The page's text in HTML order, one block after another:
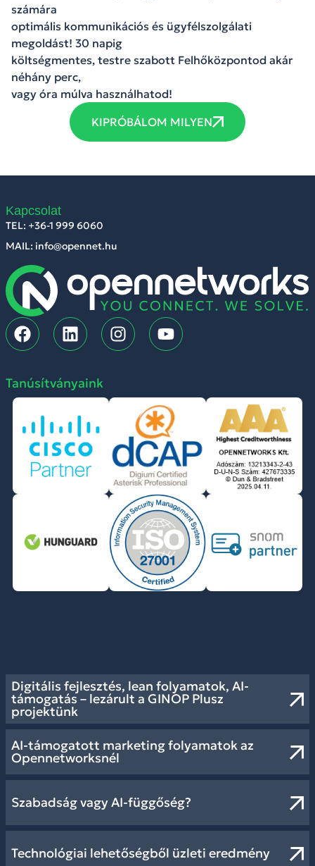
számára
optimális kommunikációs és ügyfélszolgálati
megoldást! 30 napig
költségmentes, testre szabott Felhőközpontod akár
néhány perc,
vagy óra múlva használhatod!
KIPRÓBÁLOM MILYEN
Digitális fejlesztés, lean folyamatok, AI-
támogatás – lezárult a GINOP Plusz
projektünk
AI-támogatott marketing folyamatok az
Opennetworksnél
Szabadság vagy AI-függőség?
Technológiai lehetőségből üzleti eredmény
Kapcsolat
TEL: +36-1 999 6060
MAIL: info@opennet.hu
Tanúsítványaink